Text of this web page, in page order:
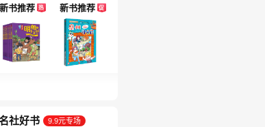
新书推荐 热 新书推荐 促
社好书 9.9元专场